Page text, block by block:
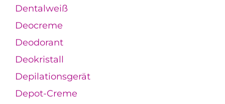
Dentalweiß
Deocreme
Deodorant
Deokristall
Depilationsgerät
Depot-Creme